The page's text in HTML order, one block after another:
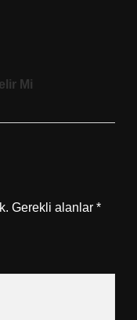
Mi
Gerekli alanlar *